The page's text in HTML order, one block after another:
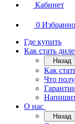
Кабинет
0
Где купить
Как стать
Назад
Как
Что
О нас
Назад